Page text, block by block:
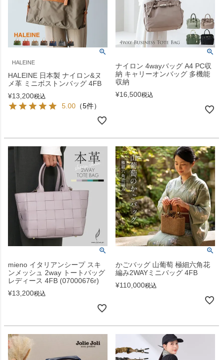
HALEINE
HALEINE 日本製 ナイロン&ヌ
メ革 ミニボストンバッグ 4FB
¥13,200税込
5.00 （5件）
ナイロン 4wayバッグ A4 PC収
納 キャリーオンバッグ 多機能
収納
¥16,500税込
mieno イタリアンシープ スキ
ンメッシュ 2way トートバッグ
レディース 4FB (07000676r)
¥13,200税込
かごバッグ 山葡萄 極細六角花
編み2WAYミニバッグ 4FB
¥110,000税込